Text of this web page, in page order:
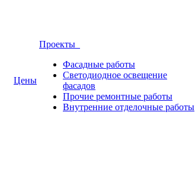
Цены
Проекты
Фасадные работы
Светодиодное освещение
фасадов
Прочие ремонтные работы
Внутренние отделочные работы